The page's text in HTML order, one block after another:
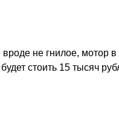
не гнилое, мотор
стоить 15 тысяч